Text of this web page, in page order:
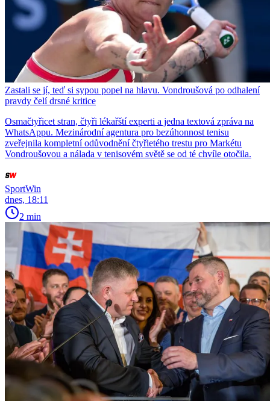
Zastali se jí, teď si sypou popel na hlavu. Vondroušová po odhalení
pravdy čelí drsné kritice
Osmačtyřicet stran, čtyři lékařští experti a jedna textová zpráva na
WhatsAppu. Mezinárodní agentura pro bezúhonnost tenisu
zveřejnila kompletní odůvodnění čtyřletého trestu pro Markétu
Vondroušovou a nálada v tenisovém světě se od té chvíle otočila.
SportWin
dnes, 18:11
2 min